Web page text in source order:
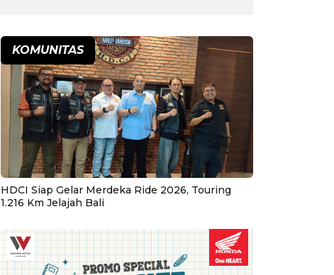
KOMUNITAS
HDCI Siap Gelar Merdeka Ride 2026, Touring
1.216 Km Jelajah Bali